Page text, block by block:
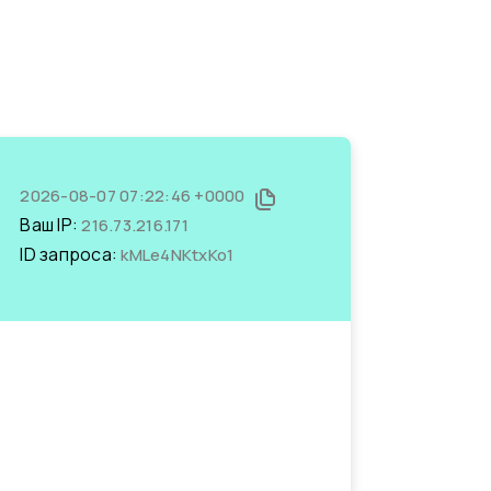
2026-08-07 07:22:46 +0000
Ваш IP:216.73.216.171
ID запроса:kMLe4NKtxKo1